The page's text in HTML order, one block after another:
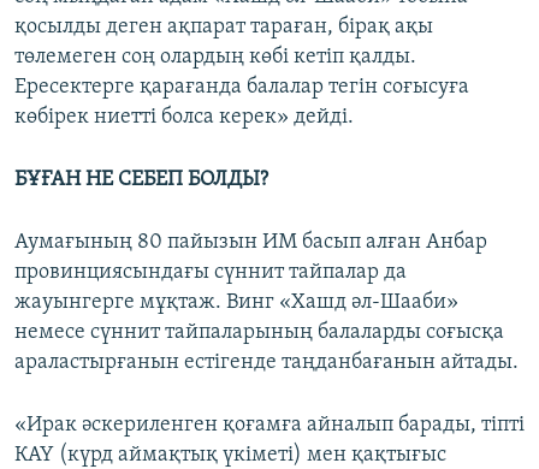
қосылды деген ақпарат тараған, бірақ ақы
төлемеген соң олардың көбі кетіп қалды.
Ересектерге қарағанда балалар тегін соғысуға
көбірек ниетті болса керек» дейді.
БҰҒАН НЕ СЕБЕП БОЛДЫ?
Аумағының 80 пайызын ИМ басып алған Анбар
провинциясындағы сүннит тайпалар да
жауынгерге мұқтаж. Винг «Хашд әл-Шааби»
немесе сүннит тайпаларының балаларды соғысқа
араластырғанын естігенде таңданбағанын айтады.
«Ирак әскериленген қоғамға айналып барады, тіпті
КАҮ (күрд аймақтық үкіметі) мен қақтығыс